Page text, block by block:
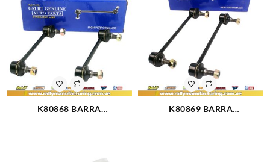
K80868 BARRA
K80869 BARRA